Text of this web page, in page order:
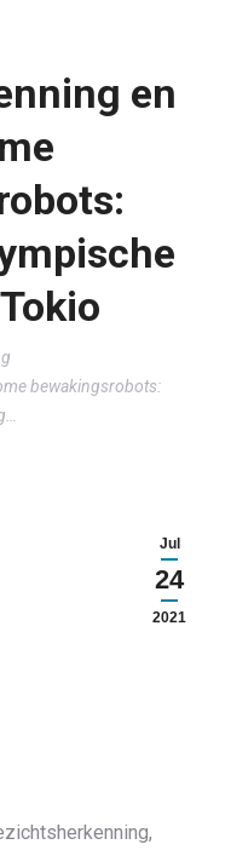
en
bewakingsrobots:
Jul
24
2021